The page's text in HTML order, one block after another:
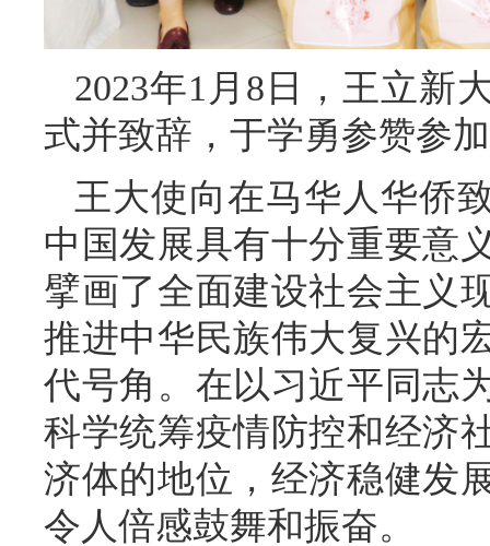
2023年1月8日，王立新
式并致辞，于学勇参赞参
王大使向在马华人华侨
中国发展具有十分重要意
擘画了全面建设社会主义
推进中华民族伟大复兴的
代号角。在以习近平同志
科学统筹疫情防控和经济
济体的地位，经济稳健发
令人倍感鼓舞和振奋。